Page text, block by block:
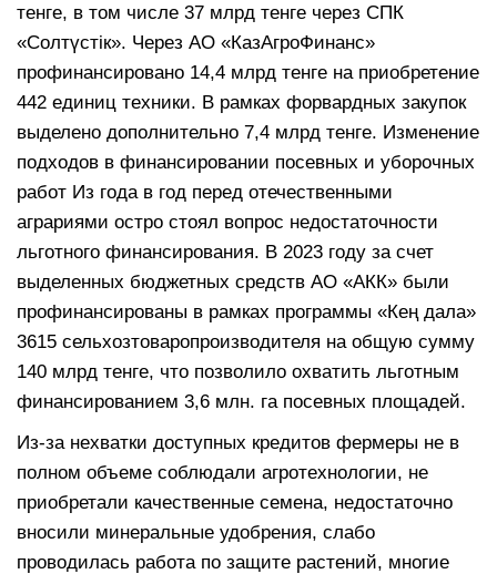
тенге, в том числе 37 млрд тенге через СПК
«Солтүстік». Через АО «КазАгроФинанс»
профинансировано 14,4 млрд тенге на приобретение
442 единиц техники. В рамках форвардных закупок
выделено дополнительно 7,4 млрд тенге. Изменение
подходов в финансировании посевных и уборочных
работ Из года в год перед отечественными
аграриями остро стоял вопрос недостаточности
льготного финансирования. В 2023 году за счет
выделенных бюджетных средств АО «АКК» были
профинансированы в рамках программы «Кең дала»
3615 сельхозтоваропроизводителя на общую сумму
140 млрд тенге, что позволило охватить льготным
финансированием 3,6 млн. га посевных площадей.
Из-за нехватки доступных кредитов фермеры не в
полном объеме соблюдали агротехнологии, не
приобретали качественные семена, недостаточно
вносили минеральные удобрения, слабо
проводилась работа по защите растений, многие